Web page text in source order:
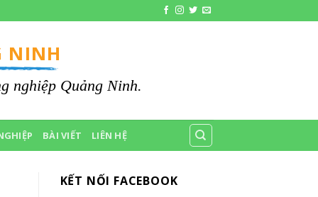
NINH
nghiệp Quảng Ninh.
BÀI VIẾT LIÊN HỆ
KẾT NỐI FACEBOOK